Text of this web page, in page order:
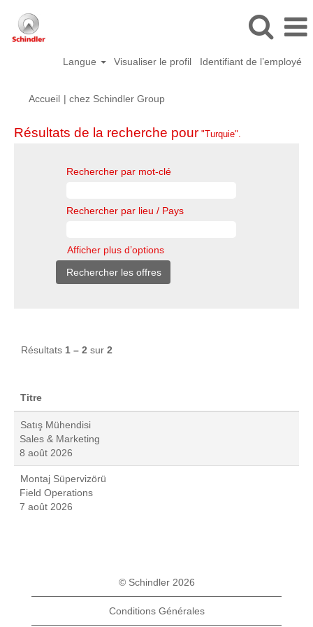
Langue Visualiser le profil Identifiant de l’employé
Accueil | chez Schindler Group(page
Résultats de la recherche pour "Turquie".
Rechercher par mot-clé
Rechercher par lieu / Pays
Afficher plus d’options
Résultats 1 – 2 sur 2
Titre
Satış Mühendisi
Sales & Marketing
8 août 2026
Montaj Süpervizörü
Field Operations
7 août 2026
© Schindler 2026
Conditions Générales